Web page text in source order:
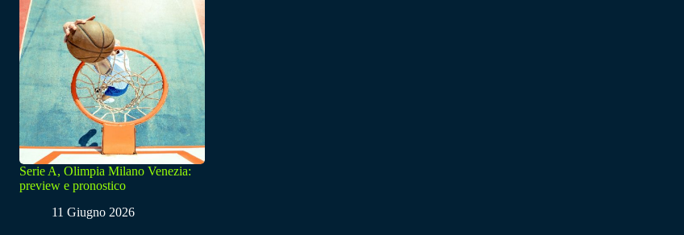
Serie A, Olimpia Milano Venezia:
preview e pronostico
11 Giugno 2026